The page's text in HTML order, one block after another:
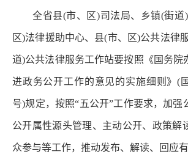
全省县(市、区)司法局、乡镇(街道)
区)法律援助中心、县(市、区)公共法律
道)公共法律服务工作站要按照《国务院
进政务公开工作的意见的实施细则》(
号)规定，按照“五公开”工作要求，加强
公开属性源头管理、主动公开、政策解
众参与等工作，推动发布、解读、回应有